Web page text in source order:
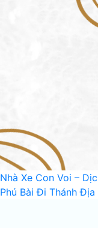
Nhà Xe Con Voi –
Phú Bài Đi Thánh Địa